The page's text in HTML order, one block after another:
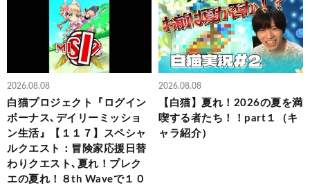
2026.08.08
白猫プロジェクト『ログイン
ボーナス､デイリーミッショ
ン生活』【１１７】スペシャ
ルクエスト：冒険家応援日替
わりクエスト､夏れ！プレク
エの夏れ！８th Waveで１０
2026.08.08
【白猫】夏れ！2026の夏を満
喫する者たち！！part１（キ
ャラ紹介）